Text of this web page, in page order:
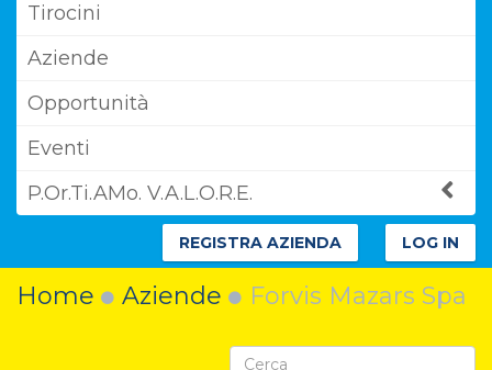
Tirocini
Aziende
Opportunità
Eventi
P.Or.Ti.AMo. V.A.L.O.R.E.
REGISTRA AZIENDA LOG IN
Home Aziende Forvis Mazars Spa